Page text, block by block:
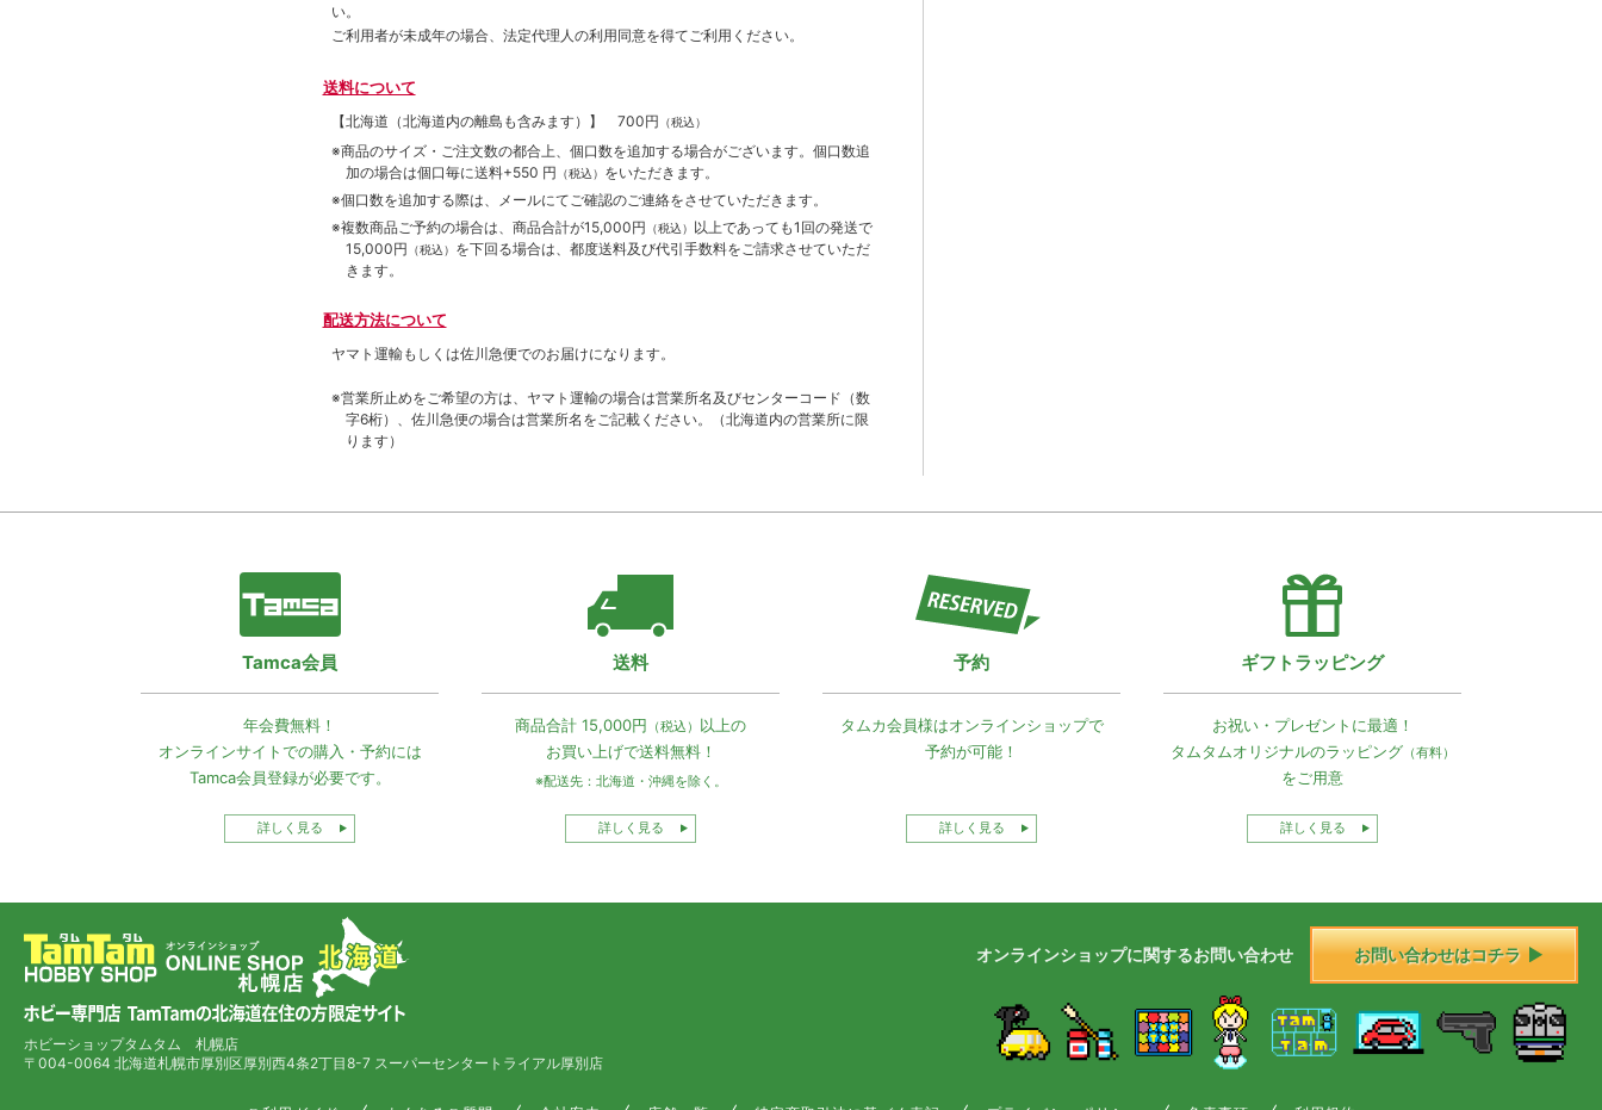
い。
ご利用者が未成年の場合、法定代理人の利用同意を得てご利用ください。
送料について
【北海道（北海道内の離島も含みます）】 700円 （税込）
※商品のサイズ・ご注文数の都合上、個口数を追加する場合がございます。個口数追
加の場合は個口毎に送料+550 円 （税込） をいただきます。
※個口数を追加する際は、メールにてご確認のご連絡をさせていただきます。
※複数商品ご予約の場合は、商品合計が15,000円 （税込） 以上であっても1回の発送で
15,000円 （税込） を下回る場合は、都度送料及び代引手数料をご請求させていただ
きます。
配送方法について
ヤマト運輸もしくは佐川急便でのお届けになります。
※営業所止めをご希望の方は、ヤマト運輸の場合は営業所名及びセンターコード（数
字6桁）、佐川急便の場合は営業所名をご記載ください。（北海道内の営業所に限
ります）
Tamca会員
年会費無料！
オンラインサイトでの購入・予約には
Tamca会員登録が必要です。
詳しく見る
送料
商品合計 15,000円 （税込） 以上の
お買い上げで送料無料！
※配送先：北海道・沖縄を除く。
詳しく見る
予約
タムカ会員様はオンラインショップで
予約が可能！
詳しく見る
ギフトラッピング
お祝い・プレゼントに最適！
タムタムオリジナルのラッピング（有料）
をご用意
詳しく見る
ホビーショップタムタム 札幌店
〒004-0064 北海道札幌市厚別区厚別西4条2丁目8-7 スーパーセンタートライアル厚別店
オンラインショップに関するお問い合わせ お問い合わせはコチラ